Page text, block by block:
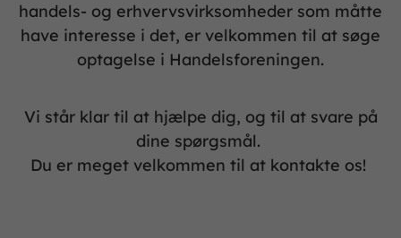
handels- og erhvervsvirksomheder som måtte
have interesse i det, er velkommen til at søge
optagelse i Handelsforeningen.
Vi står klar til at hjælpe dig, og til at svare på
dine spørgsmål.
Du er meget velkommen til at kontakte os!